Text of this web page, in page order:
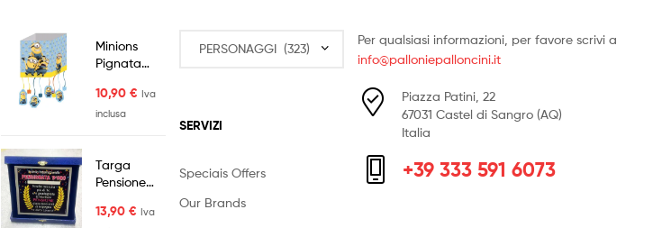
Minions
Pignata
Cattivissimo
me
10,90€ Iva
inclusa
Targa
Pensione
d'Oro Lei
13,90€
Iva
SERVIZI
Speciais Offers
Our Brands
Per qualsiasi informazioni, per favore scrivi a
info@palloniepalloncini.it
Piazza Patini, 22
67031 Castel di Sangro (AQ)
Italia
+39 333 591 6073